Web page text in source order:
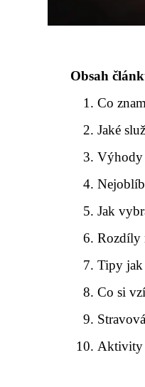
Obsah
Co
Jaké
Výhody
Jak
Rozdíly
Tipy jak
Co si
Aktivity